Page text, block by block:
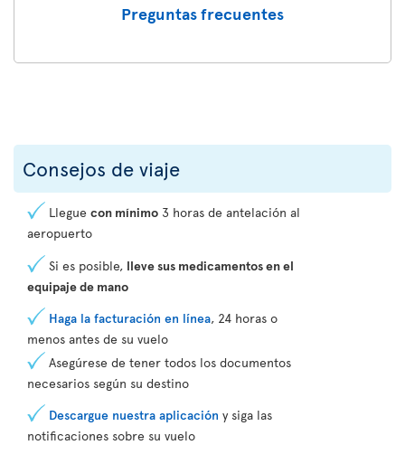
Preguntas frecuentes
Consejos de viaje
Llegue con mínimo 3 horas de antelación al
aeropuerto
Si es posible, lleve sus medicamentos en el
equipaje de mano
Haga la facturación en línea, 24 horas o
menos antes de su vuelo
Asegúrese de tener todos los documentos
necesarios según su destino
Descargue nuestra aplicación y siga las
notificaciones sobre su vuelo